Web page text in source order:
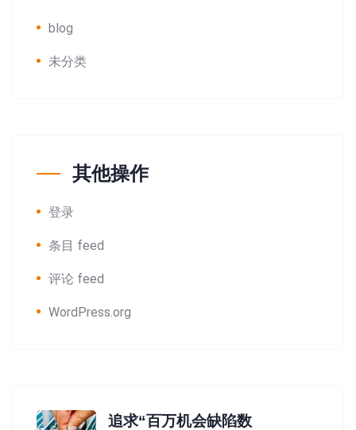
blog
未分类
其他操作
登录
条目 feed
评论 feed
WordPress.org
追求“百万机会缺陷数